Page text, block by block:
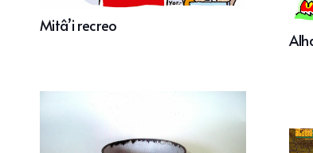
Mitâ’i recreo